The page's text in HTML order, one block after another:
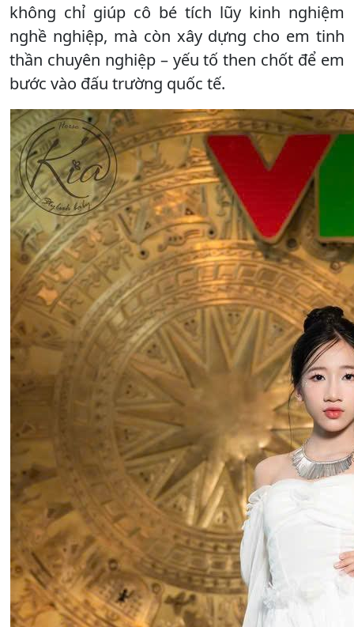
không chỉ giúp cô bé tích lũy kinh nghiệm
nghề nghiệp, mà còn xây dựng cho em tinh
thần chuyên nghiệp – yếu tố then chốt để em
bước vào đấu trường quốc tế.